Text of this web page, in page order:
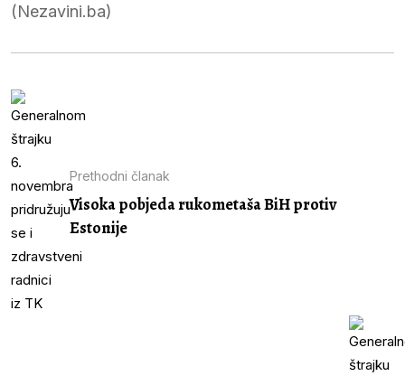
(Nezavini.ba)
Prethodni članak
Visoka pobjeda rukometaša BiH protiv
Estonije